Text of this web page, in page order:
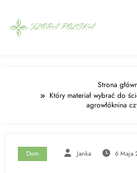
content
Strona
Który materiał wybrać do
agrowłóknina
Dom Janka 6 Maja